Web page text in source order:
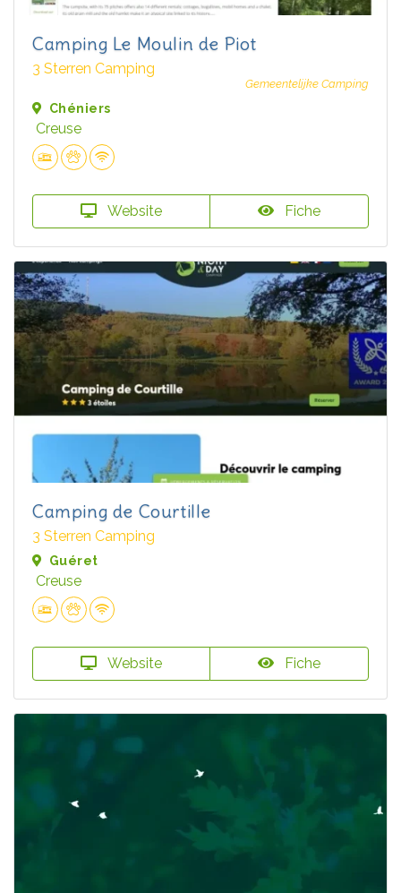
Camping Le Moulin de Piot
3 Sterren Camping
Gemeentelijke Camping
Chéniers
Creuse
Website Fiche
Camping de Courtille
3 Sterren Camping
Guéret
Creuse
Website Fiche